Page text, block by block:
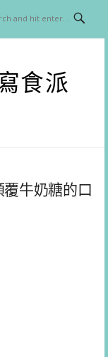
食派
覆牛奶糖的口